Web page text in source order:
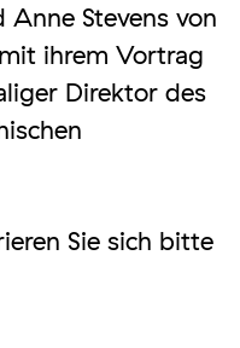
Stevens von
ihrem Vortrag
Direktor des
Sie sich bitte